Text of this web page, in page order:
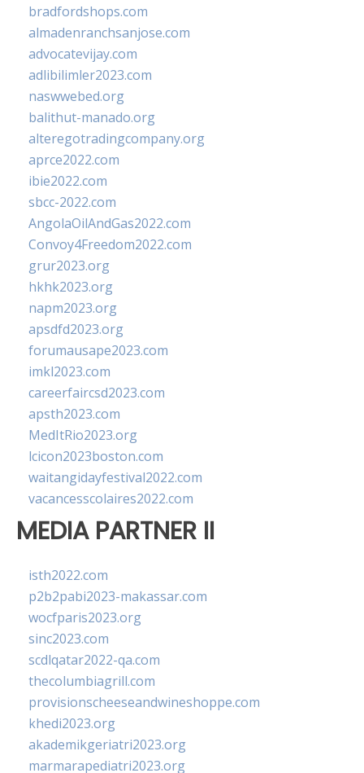
bradfordshops.com
almadenranchsanjose.com
advocatevijay.com
adlibilimler2023.com
naswwebed.org
balithut-manado.org
alteregotradingcompany.org
aprce2022.com
ibie2022.com
sbcc-2022.com
AngolaOilAndGas2022.com
Convoy4Freedom2022.com
grur2023.org
hkhk2023.org
napm2023.org
apsdfd2023.org
forumausape2023.com
imkl2023.com
careerfaircsd2023.com
apsth2023.com
MedItRio2023.org
lcicon2023boston.com
waitangidayfestival2022.com
vacancesscolaires2022.com
MEDIA PARTNER II
isth2022.com
p2b2pabi2023-makassar.com
wocfparis2023.org
sinc2023.com
scdlqatar2022-qa.com
thecolumbiagrill.com
provisionscheeseandwineshoppe.com
khedi2023.org
akademikgeriatri2023.org
marmarapediatri2023.org